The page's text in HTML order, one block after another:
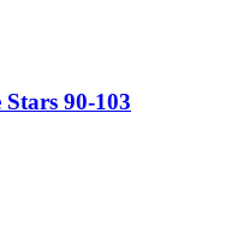
Stars 90-103